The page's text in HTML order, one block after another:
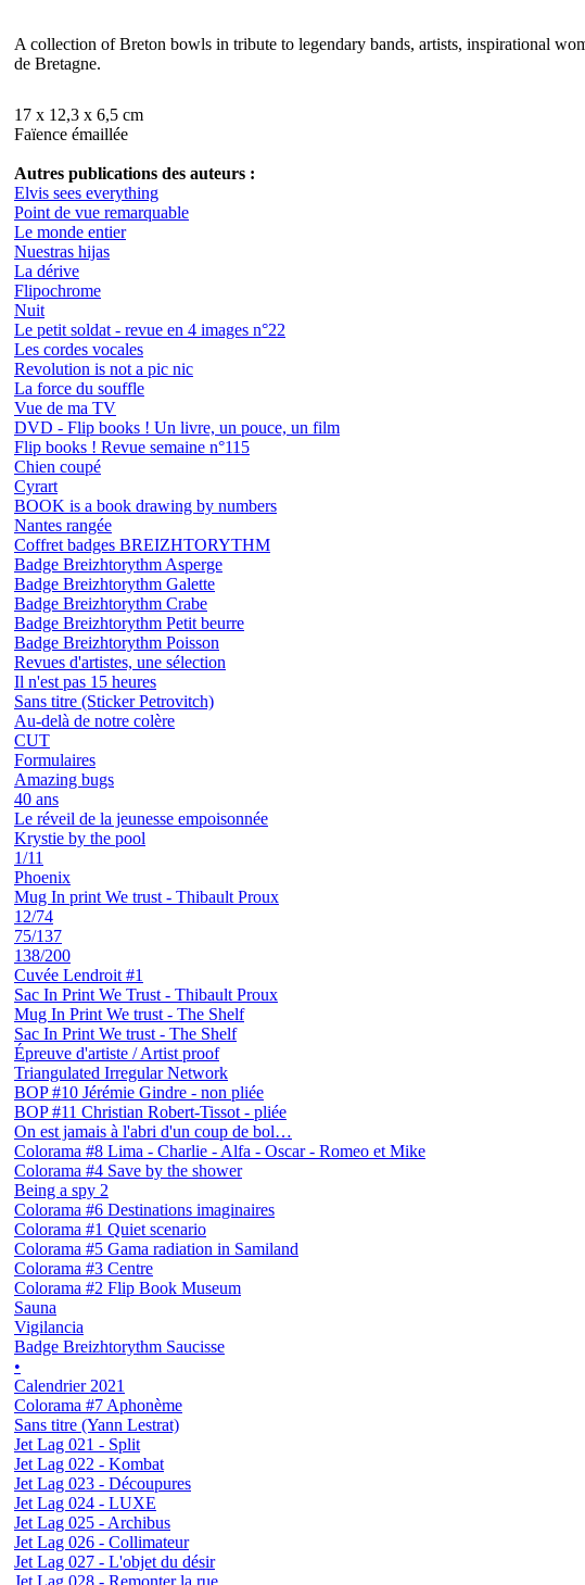
A collection of Breton bowls in tribute to legendary bands, artists, inspirational
de Bretagne.
17 x 12,3 x 6,5 cm
Faïence émaillée
Autres publications des auteurs :
Elvis sees everything
Point de vue remarquable
Le monde entier
Nuestras hijas
La dérive
Flipochrome
Nuit
Le petit soldat - revue en 4 images n°22
Les cordes vocales
Revolution is not a pic nic
La force du souffle
Vue de ma TV
DVD - Flip books ! Un livre, un pouce, un film
Flip books ! Revue semaine n°115
Chien coupé
Cyrart
BOOK is a book drawing by numbers
Nantes rangée
Coffret badges BREIZHTORYTHM
Badge Breizhtorythm Asperge
Badge Breizhtorythm Galette
Badge Breizhtorythm Crabe
Badge Breizhtorythm Petit beurre
Badge Breizhtorythm Poisson
Revues d'artistes, une sélection
Il n'est pas 15 heures
Sans titre (Sticker Petrovitch)
Au-delà de notre colère
CUT
Formulaires
Amazing bugs
40 ans
Le réveil de la jeunesse empoisonnée
Krystie by the pool
1/11
Phoenix
Mug In print We trust - Thibault Proux
12/74
75/137
138/200
Cuvée Lendroit #1
Sac In Print We Trust - Thibault Proux
Mug In Print We trust - The Shelf
Sac In Print We trust - The Shelf
Épreuve d'artiste / Artist proof
Triangulated Irregular Network
BOP #10 Jérémie Gindre - non pliée
BOP #11 Christian Robert-Tissot - pliée
On est jamais à l'abri d'un coup de bol…
Colorama #8 Lima - Charlie - Alfa - Oscar - Romeo et Mike
Colorama #4 Save by the shower
Being a spy 2
Colorama #6 Destinations imaginaires
Colorama #1 Quiet scenario
Colorama #5 Gama radiation in Samiland
Colorama #3 Centre
Colorama #2 Flip Book Museum
Sauna
Vigilancia
Badge Breizhtorythm Saucisse
•
Calendrier 2021
Colorama #7 Aphonème
Sans titre (Yann Lestrat)
Jet Lag 021 - Split
Jet Lag 022 - Kombat
Jet Lag 023 - Découpures
Jet Lag 024 - LUXE
Jet Lag 025 - Archibus
Jet Lag 026 - Collimateur
Jet Lag 027 - L'objet du désir
Jet Lag 028 - Remonter la rue